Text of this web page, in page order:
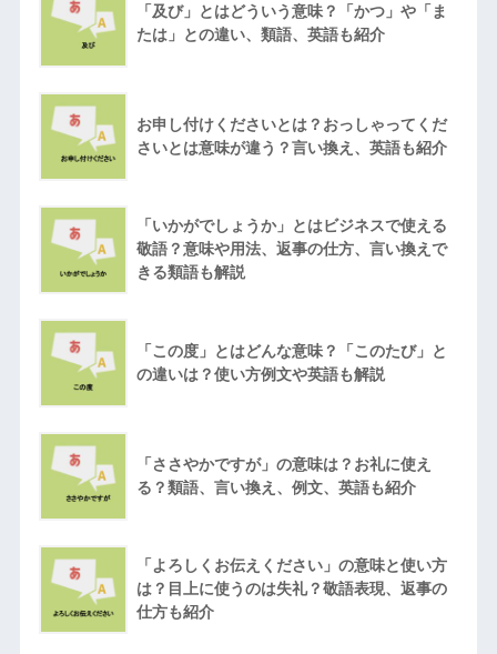
「及び」とはどういう意味？「かつ」や「ま
たは」との違い、類語、英語も紹介
お申し付けくださいとは？おっしゃってくだ
さいとは意味が違う？言い換え、英語も紹介
「いかがでしょうか」とはビジネスで使える
敬語？意味や用法、返事の仕方、言い換えで
きる類語も解説
「この度」とはどんな意味？「このたび」と
の違いは？使い方例文や英語も解説
「ささやかですが」の意味は？お礼に使え
る？類語、言い換え、例文、英語も紹介
「よろしくお伝えください」の意味と使い方
は？目上に使うのは失礼？敬語表現、返事の
仕方も紹介